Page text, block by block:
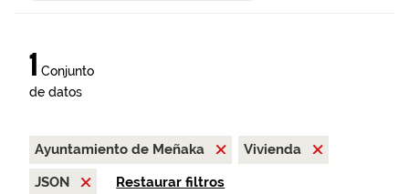
1 Conjunto
de datos
Ayuntamiento de Meñaka
Vivienda
JSON
Restaurar filtros